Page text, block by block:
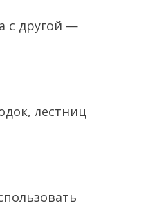
с другой —
лестниц